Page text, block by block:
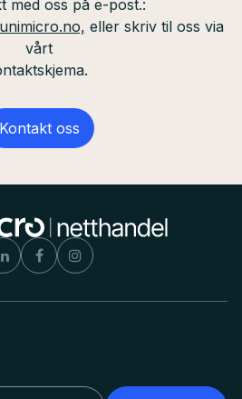
med oss på e-post.:
eller skriv til oss via
vårt
Kontakt oss